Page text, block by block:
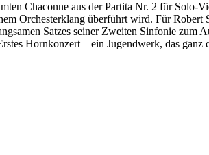
Chaconne aus der Partita Nr. 2 für Solo-
Orchesterklang überführt wird. Für
Satzes seiner Zweiten Sinfonie zum
Hornkonzert – ein Jugendwerk, das ganz